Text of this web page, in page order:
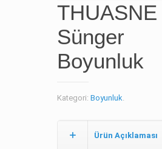
THUASNE
Sünger
Boyunluk
Kategori: Boyunluk.
Ürün Açıklaması